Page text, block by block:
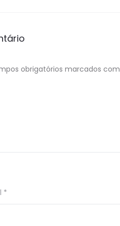
obrigatórios marcados com
*